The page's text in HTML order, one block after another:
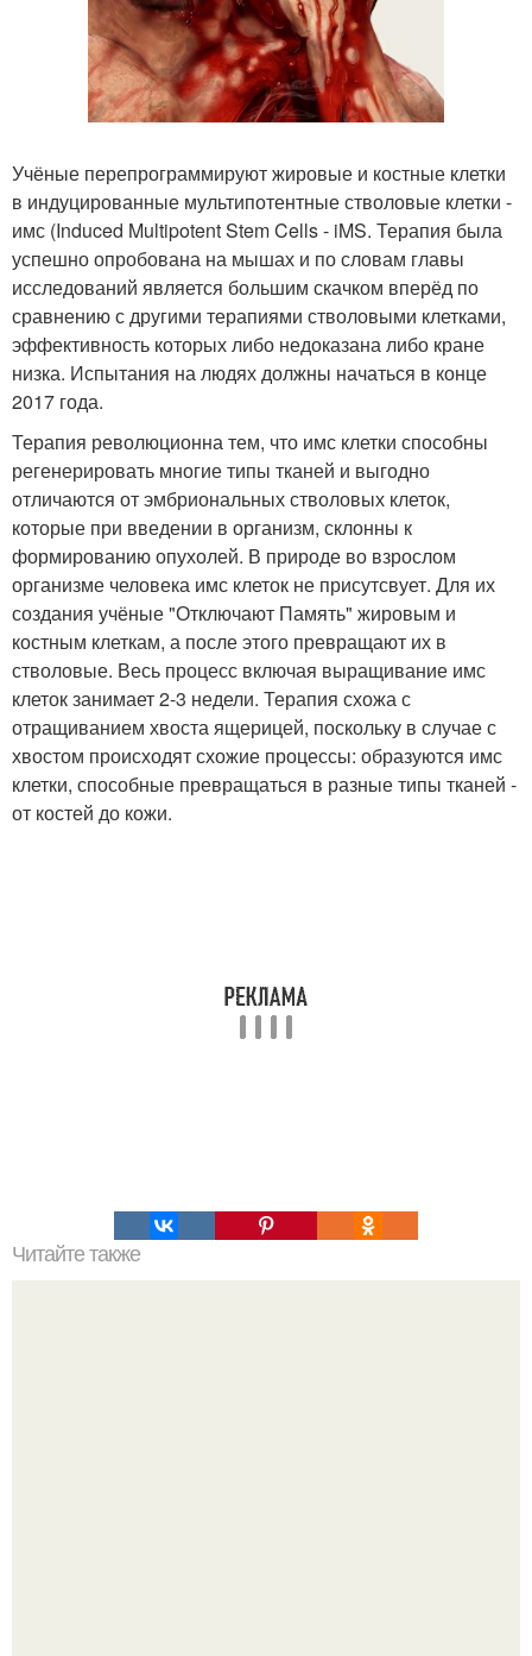
Учёные перепрограммируют жировые и костные клетки
в индуцированные мультипотентные стволовые клетки -
имс (Induced Multipotent Stem Cells - iMS. Терапия была
успешно опробована на мышах и по словам главы
исследований является большим скачком вперёд по
сравнению с другими терапиями стволовыми клетками,
эффективность которых либо недоказана либо кране
низка. Испытания на людях должны начаться в конце
2017 года.
Терапия революционна тем, что имс клетки способны
регенерировать многие типы тканей и выгодно
отличаются от эмбриональных стволовых клеток,
которые при введении в организм, склонны к
формированию опухолей. В природе во взрослом
организме человека имс клеток не присутсвует. Для их
создания учёные "Отключают Память" жировым и
костным клеткам, а после этого превращают их в
стволовые. Весь процесс включая выращивание имс
клеток занимает 2-3 недели. Терапия схожа с
отращиванием хвоста ящерицей, поскольку в случае с
хвостом происходят схожие процессы: образуются имс
клетки, способные превращаться в разные типы тканей -
от костей до кожи.
Читайте также